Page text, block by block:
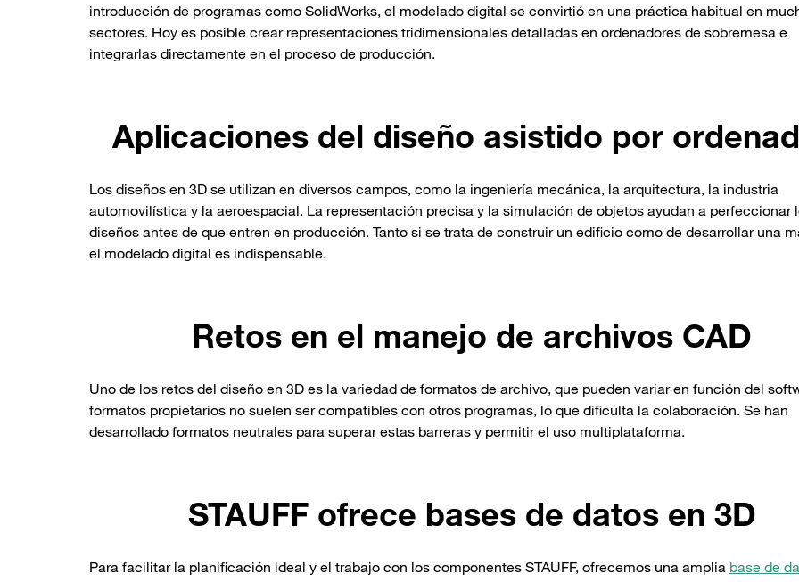
introducción de programas como SolidWorks, el modelado digital se convirtió en una práctica habitual en
sectores. Hoy es posible crear representaciones tridimensionales detalladas en ordenadores de sobremesa e
integrarlas directamente en el proceso de producción.
Aplicaciones del diseño asistido por
Los diseños en 3D se utilizan en diversos campos, como la ingeniería mecánica, la arquitectura, la industria
automovilística y la aeroespacial. La representación precisa y la simulación de objetos ayudan a perfeccionar
diseños antes de que entren en producción. Tanto si se trata de construir un edificio como de desarrollar una
el modelado digital es indispensable.
Retos en el manejo de archivos CAD
Uno de los retos del diseño en 3D es la variedad de formatos de archivo, que pueden variar en función del
formatos propietarios no suelen ser compatibles con otros programas, lo que dificulta la colaboración. Se han
desarrollado formatos neutrales para superar estas barreras y permitir el uso multiplataforma.
STAUFF ofrece bases de datos en 3D
Para facilitar la planificación ideal y el trabajo con los componentes STAUFF, ofrecemos una amplia base de